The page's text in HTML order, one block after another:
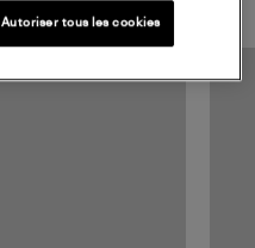
Autoriser tous les cookies